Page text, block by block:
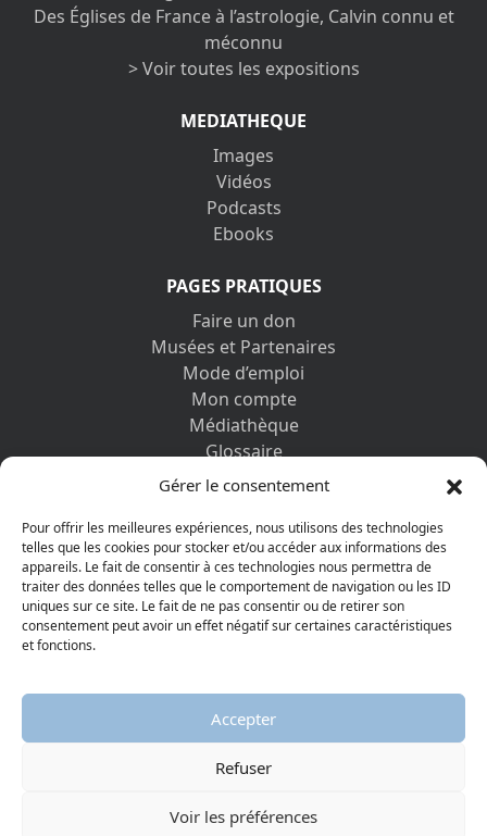
Gérer le consentement
Pour offrir les meilleures expériences, nous utilisons des technologies
telles que les cookies pour stocker et/ou accéder aux informations des
appareils. Le fait de consentir à ces technologies nous permettra de
traiter des données telles que le comportement de navigation ou les ID
uniques sur ce site. Le fait de ne pas consentir ou de retirer son
consentement peut avoir un effet négatif sur certaines caractéristiques
et fonctions.
Accepter
Refuser
Voir les préférences
Des Églises de France à l’astrologie, Calvin connu et
méconnu
> Voir toutes les expositions
MEDIATHEQUE
Images
Vidéos
Podcasts
Ebooks
PAGES PRATIQUES
Faire un don
Musées et Partenaires
Mode d’emploi
Mon compte
Médiathèque
Glossaire
Contactez-nous
Vos informations personnelles et cookies
DÉCOUVRIR AUSSI
© 2026 Musée protestant